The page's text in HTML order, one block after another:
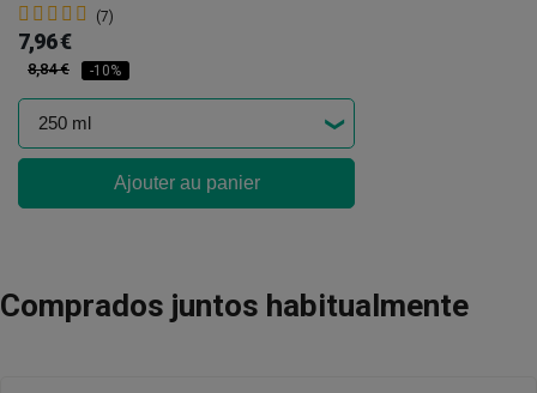
(7)
7,96 €
8,84 € -10%
Ajouter au panier
Comprados juntos habitualmente